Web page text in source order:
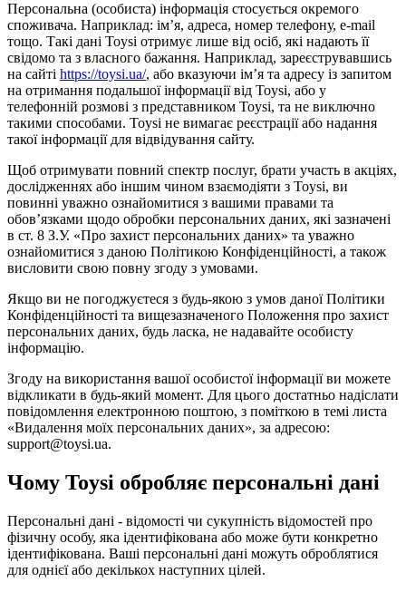
Персональна (особиста) інформація стосується окремого
споживача. Наприклад: ім’я, адреса, номер телефону, e-mail
тощо. Такі дані Toysi отримує лише від осіб, які надають її
свідомо та з власного бажання. Наприклад, зареєструвавшись
на сайті https://toysi.ua/, або вказуючи ім’я та адресу із запитом
на отримання подальшої інформації від Toysi, або у
телефонній розмові з представником Toysi, та не виключно
такими способами. Toysi не вимагає реєстрації або надання
такої інформації для відвідування сайту.
Щоб отримувати повний спектр послуг, брати участь в акціях,
дослідженнях або іншим чином взаємодіяти з Toysi, ви
повинні уважно ознайомитися з вашими правами та
обов’язками щодо обробки персональних даних, які зазначені
в ст. 8 З.У. «Про захист персональних даних» та уважно
ознайомитися з даною Політикою Конфіденційності, а також
висловити свою повну згоду з умовами.
Якщо ви не погоджуєтеся з будь-якою з умов даної Політики
Конфіденційності та вищезазначеного Положення про захист
персональних даних, будь ласка, не надавайте особисту
інформацію.
Згоду на використання вашої особистої інформації ви можете
відкликати в будь-який момент. Для цього достатньо надіслати
повідомлення електронною поштою, з поміткою в темі листа
«Видалення моїх персональних даних», за адресою:
support@toysi.ua.
Чому Toysi обробляє персональні дані
Персональні дані - відомості чи сукупність відомостей про
фізичну особу, яка ідентифікована або може бути конкретно
ідентифікована. Ваші персональні дані можуть оброблятися
для однієї або декількох наступних цілей.